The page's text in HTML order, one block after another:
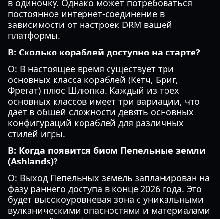
в одиночку. Однако может потребоваться
постоянное интернет-соединение в
зависимости от настроек DRM вашей
платформы.
В: Сколько кораблей доступно на старте?
О: В настоящее время существует три
основных класса кораблей (Кетч, Бриг,
Фрегат) плюс Шлюпка. Каждый из трех
основных классов имеет три вариации, что
дает в общей сложности девять основных
конфигураций кораблей для различных
стилей игры.
В: Когда появится биом Пепельные земли
(Ashlands)?
О: Выход Пепельных земель запланирован на
фазу раннего доступа в конце 2026 года. Это
будет высокоуровневая зона с уникальными
вулканическими опасностями и материалами